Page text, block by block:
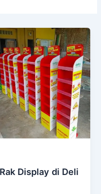
Display di Deli